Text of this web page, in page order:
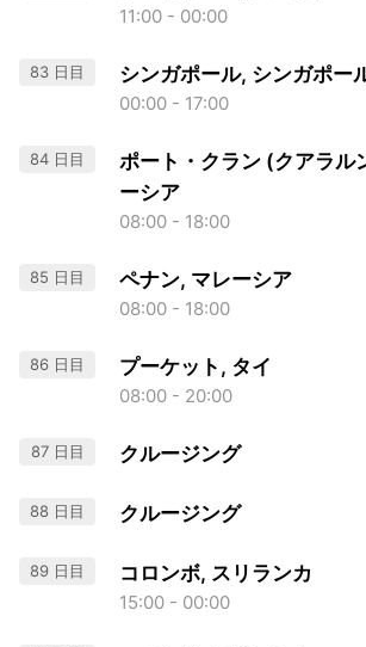
11:00 - 00:00
83 日目 シンガポール, シンガポー
00:00 - 17:00
84 日目
ポート・クラン (クアラル
ーシア
08:00 - 18:00
85 日目 ペナン, マレーシア
08:00 - 18:00
86 日目 プーケット, タイ
08:00 - 20:00
87 日目 クルージング
88 日目 クルージング
89 日目 コロンボ, スリランカ
15:00 - 00:00